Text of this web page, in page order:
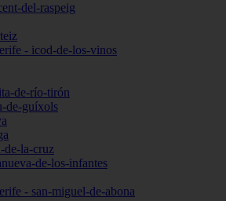
del-raspeig
- icod-de-los-vinos
de-río-tirón
de-guíxols
de-la-cruz
de-los-infantes
- san-miguel-de-abona